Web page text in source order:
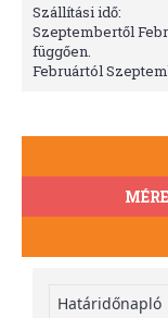
Szállítási idő:
Szeptembertől
függően.
Februártól
Határidőnapló